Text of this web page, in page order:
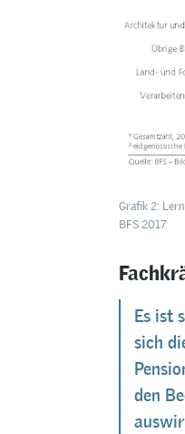
Grafik 2:
BFS 2017
Es ist
sich
den